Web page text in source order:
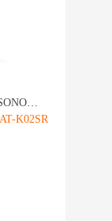
江苏康尚 指夹式脉搏血氧仪 SONOSAT
K02SR